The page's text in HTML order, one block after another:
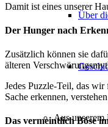
Über
Aus unserem
Damit ist eines unserer
Der Hunger nach
Zusätzlich können sie
älteren
Jedes Puzzle-Teil, das
Sache erkennen,
Das vermeintlich Böse